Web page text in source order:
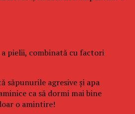
a pielii, combinată cu factori
săpunurile agresive și apa
ca să dormi mai bine
o amintire!